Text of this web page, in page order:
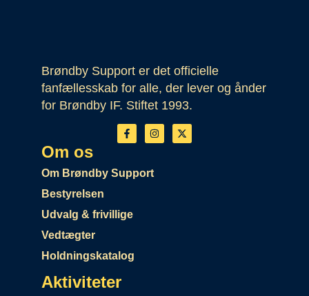
Brøndby Support er det officielle
fanfællesskab for alle, der lever og ånder
for Brøndby IF. Stiftet 1993.
Om os
Om Brøndby Support
Bestyrelsen
Udvalg & frivillige
Vedtægter
Holdningskatalog
Aktiviteter